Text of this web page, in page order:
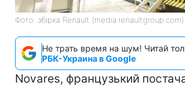
Фото: збірка Renault (media.renaultgroup.com)
Не трать время на шум! Читай
РБК-Украина в Google
Novares, французький